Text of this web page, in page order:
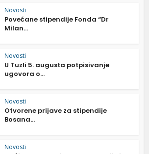
Novosti
Povećane stipendije Fonda “Dr
Milan...
Novosti
U Tuzli 5. augusta potpisivanje
ugovora o...
Novosti
Otvorene prijave za stipendije
Bosana...
Novosti